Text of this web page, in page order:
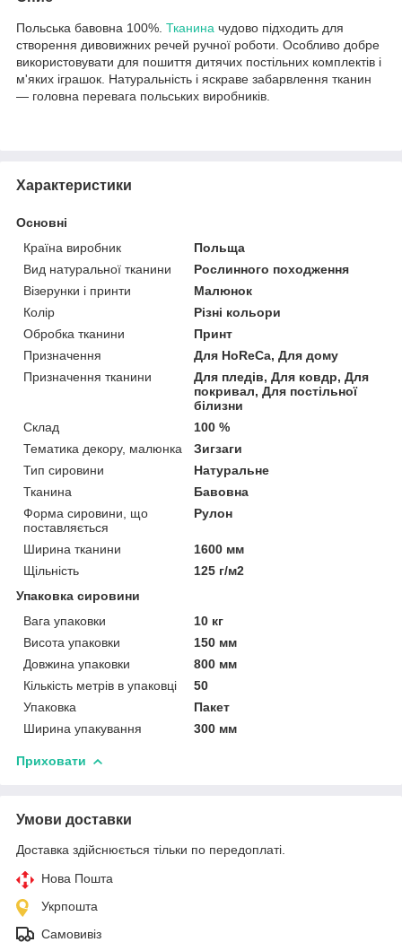
Польська бавовна 100%. Тканина чудово підходить для
створення дивовижних речей ручної роботи. Особливо добре
використовувати для пошиття дитячих постільних комплектів і
м'яких іграшок. Натуральність і яскраве забарвлення тканин
— головна перевага польських виробників.
Характеристики
Основні
Країна виробник
Польща
Вид натуральної тканини
Рослинного походження
Візерунки і принти
Малюнок
Колір
Різні кольори
Обробка тканини
Принт
Призначення
Для HoReCa, Для дому
Призначення тканини
Для пледів, Для ковдр, Для
покривал, Для постільної
білизни
Склад
100 %
Тематика декору, малюнка
Зигзаги
Тип сировини
Натуральне
Тканина
Бавовна
Форма сировини, що
поставляється
Рулон
Ширина тканини
1600 мм
Щільність
125 г/м2
Упаковка сировини
Вага упаковки
10 кг
Висота упаковки
150 мм
Довжина упаковки
800 мм
Кількість метрів в упаковці
50
Упаковка
Пакет
Ширина упакування
300 мм
Приховати
Умови доставки
Доставка здійснюється тільки по передоплаті.
Нова Пошта
Укрпошта
Самовивіз